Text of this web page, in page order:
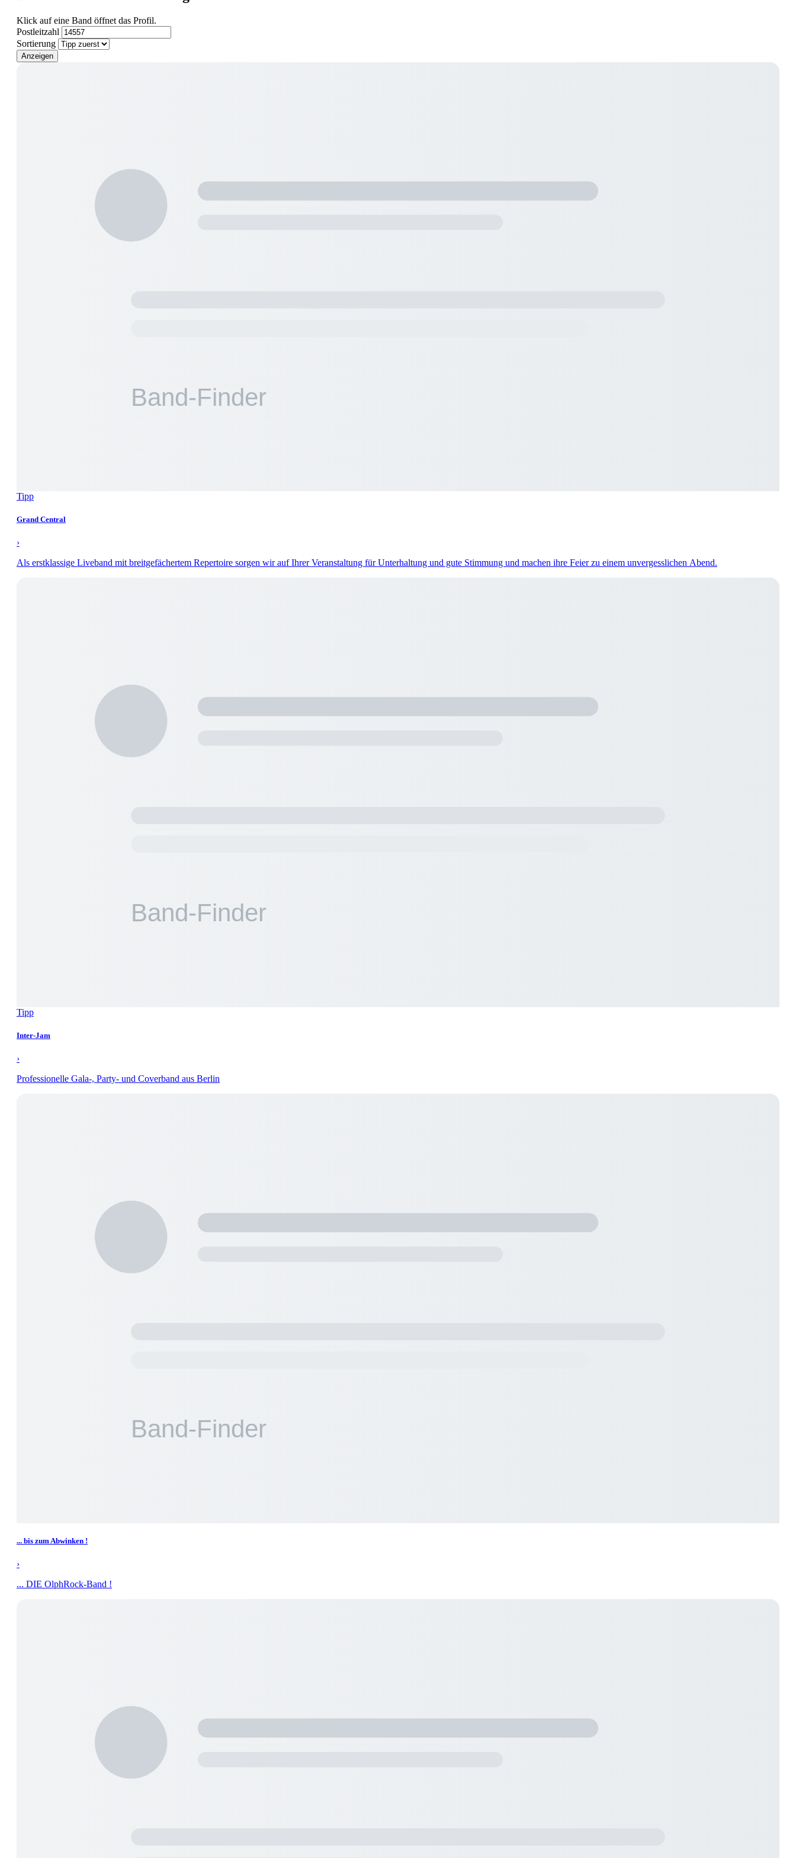
Klick auf eine Band öffnet das Profil.
Postleitzahl
Sortierung
Anzeigen
Tipp
Grand Central
›
Als erstklassige Liveband mit breitgefächertem Repertoire sorgen wir auf Ihrer Veranstaltung für Unterhaltung und gute Stimmung und machen ihre Feier zu einem unvergesslichen Abend.
Tipp
Inter-Jam
›
Professionelle Gala-, Party- und Coverband aus Berlin
... bis zum Abwinken !
›
... DIE OlphRock-Band !